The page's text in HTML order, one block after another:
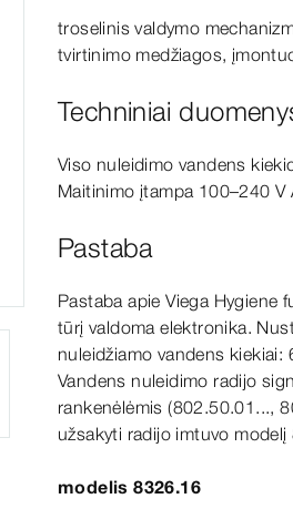
troselinis valdymo
tvirtinimo medžiagos,
Techniniai
Viso nuleidimo vandens
Maitinimo įtampa 100–240 V
Pastaba
Pastaba apie Viega Hygiene
tūrį valdoma elektronika.
nuleidžiamo vandens kiekiai:
Vandens nuleidimo radijo
rankenėlėmis(802.50.01...,
užsakyti radijo imtuvo
modelis 8326.16